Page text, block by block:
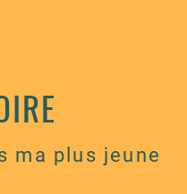
ma plus jeune